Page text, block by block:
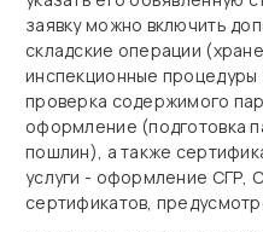
заявку можно включить
складские операции
инспекционные процедуры
проверка содержимого
оформление (подготовка
пошлин), а также
услуги - оформление СГР,
сертификатов,